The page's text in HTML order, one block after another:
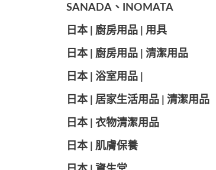
SANADA、INOMATA
日本 | 廚房用品 | 用具
日本 | 廚房用品 | 清潔用品
日本 | 浴室用品 |
日本 | 居家生活用品 | 清潔用品
日本 | 衣物清潔用品
日本 | 肌膚保養